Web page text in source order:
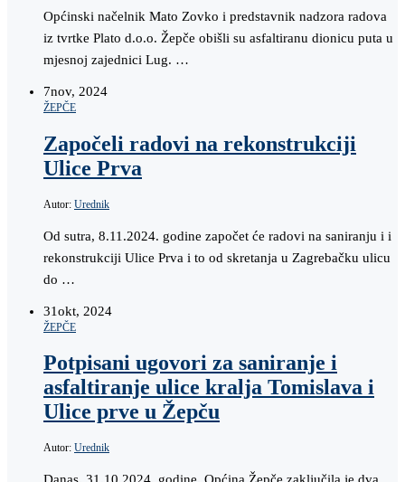
Općinski načelnik Mato Zovko i predstavnik nadzora radova
iz tvrtke Plato d.o.o. Žepče obišli su asfaltiranu dionicu puta u
mjesnoj zajednici Lug. …
7nov, 2024
ŽEPČE
Započeli radovi na rekonstrukciji
Ulice Prva
Autor: Urednik
Od sutra, 8.11.2024. godine započet će radovi na saniranju i i
rekonstrukciji Ulice Prva i to od skretanja u Zagrebačku ulicu
do …
31okt, 2024
ŽEPČE
Potpisani ugovori za saniranje i
asfaltiranje ulice kralja Tomislava i
Ulice prve u Žepču
Autor: Urednik